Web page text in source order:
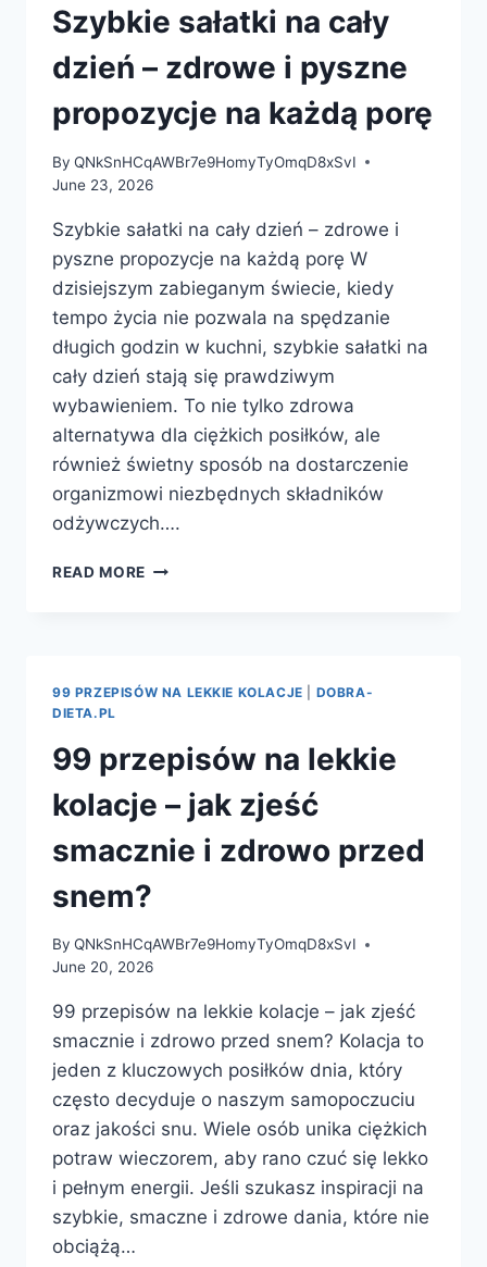
POMYSŁY
NA
PYSZNE
SZYBKIE
DANIA
Szybkie sałatki na cały
dzień – zdrowe i pyszne
propozycje na każdą porę
By QNkSnHCqAWBr7e9HomyTyOmqD8xSvI
June 23, 2026
Szybkie sałatki na cały dzień – zdrowe i
pyszne propozycje na każdą porę W
dzisiejszym zabieganym świecie, kiedy
tempo życia nie pozwala na spędzanie
długich godzin w kuchni, szybkie sałatki na
cały dzień stają się prawdziwym
wybawieniem. To nie tylko zdrowa
alternatywa dla ciężkich posiłków, ale
również świetny sposób na dostarczenie
organizmowi niezbędnych składników
odżywczych….
READ MORE SZYBKIE
PYSZNE
PROPOZYCJE
NA
KAŻDĄ
PORĘ
99 PRZEPISÓW NA LEKKIE KOLACJE
DOBRA-
DIETA.PL
99 przepisów na lekkie
kolacje – jak zjeść
smacznie i zdrowo przed
snem?
By QNkSnHCqAWBr7e9HomyTyOmqD8xSvI
June 20, 2026
99 przepisów na lekkie kolacje – jak zjeść
smacznie i zdrowo przed snem? Kolacja to
jeden z kluczowych posiłków dnia, który
często decyduje o naszym samopoczuciu
oraz jakości snu. Wiele osób unika ciężkich
potraw wieczorem, aby rano czuć się lekko
i pełnym energii. Jeśli szukasz inspiracji na
szybkie, smaczne i zdrowe dania, które nie
obciążą…